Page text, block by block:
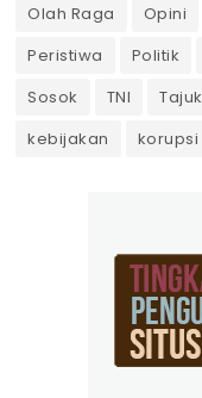
Olah Raga
Opini
Peristiwa
Politik
Sosok
TNI Tajuk
kebijakan
korupsi